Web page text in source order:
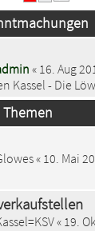
« 16. Aug
Kassel - Die
Themen
« 10. Mai
« 19.